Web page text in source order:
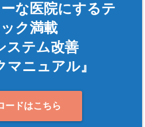
な医院にするテ
ク満載
ステム改善
ニュアル』
ードはこちら